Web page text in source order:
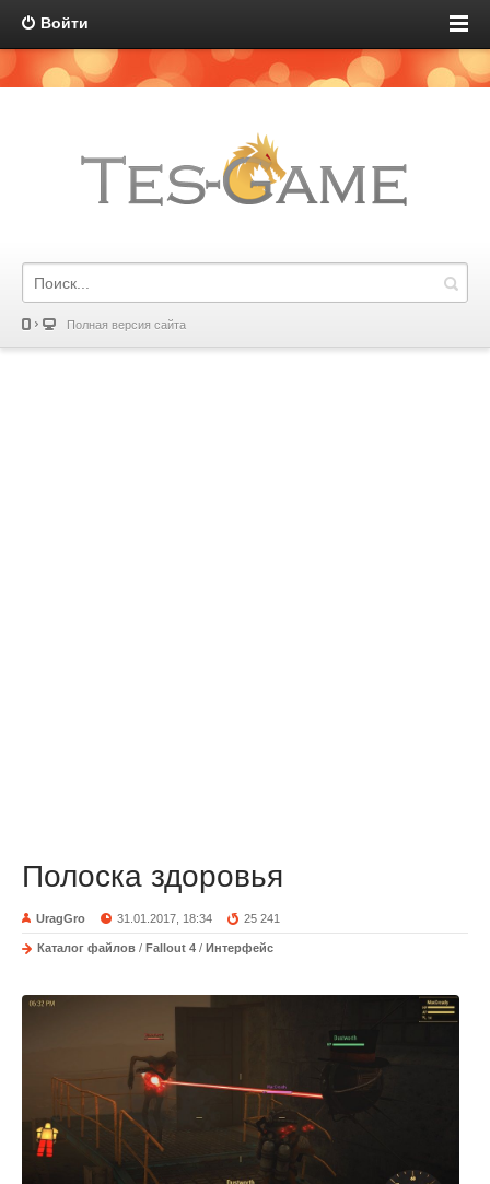
Войти
Полная версия сайта
Полоска здоровья
UragGro 31.01.2017, 18:34 25 241
Каталог файлов / Fallout 4 / Интерфейс